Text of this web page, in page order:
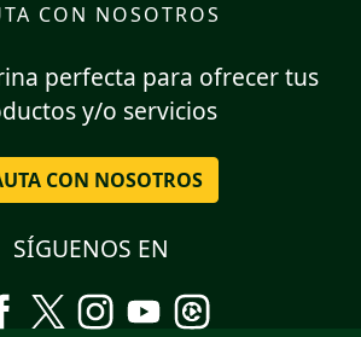
CON NOSOTROS
perfecta para ofrecer tus
y/o servicios
CON NOSOTROS
SÍGUENOS EN